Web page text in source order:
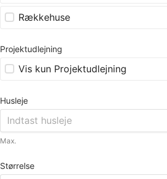
Rækkehuse
Projektudlejning
Vis kun Projektudlejning
Husleje
Max.
Størrelse